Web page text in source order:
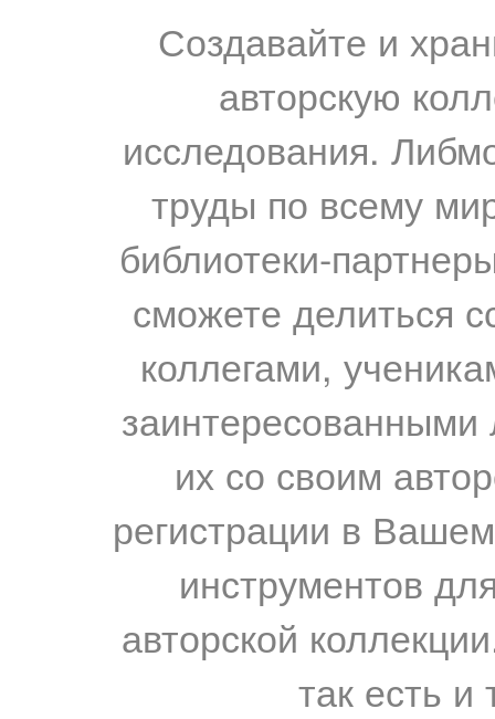
Создавайте и
авторскую
исследования.
труды по всему
библиотеки-
сможете делиться
коллегами,
их со своим
регистрации в
инструментов
авторской
так есть и